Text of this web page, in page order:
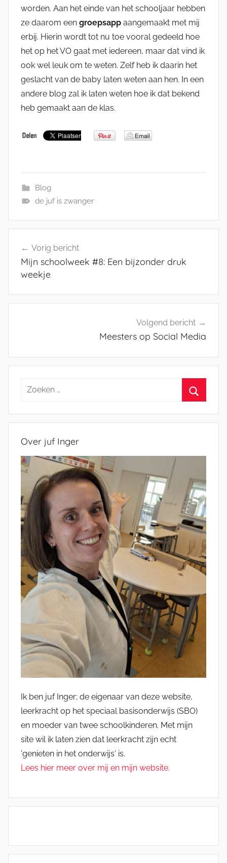
worden. Aan het einde van het schooljaar hebben
ze daarom een groepsapp aangemaakt met mij
erbij. Hierin wordt tot nu toe vooral gedeeld hoe
het op het VO gaat met iedereen, maar dat vind ik
ook wel leuk om te weten. Zelf heb ik daarin het
geslacht van de baby laten weten aan hen. In een
andere blog zal ik laten weten hoe ik dat bekend
heb gemaakt aan de klas.
Blog
de juf is zwanger
navigatie
Vorig bericht
Mijn schoolweek #8: Een bijzonder druk
weekje
Volgend bericht
Meesters op Social Media
Zoeken
Over juf Inger
Ik ben juf Inger; de eigenaar van deze website,
leerkracht op het speciaal basisonderwijs (SBO)
en moeder van twee schoolkinderen. Met mijn
site wil ik laten zien dat leerkracht zijn echt
'genieten in het onderwijs' is.
Lees hier meer over mij en mijn website.